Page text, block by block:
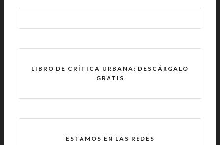
LIBRO DE CRÍTICA URBANA: DESCÁRGALO
GRATIS
ESTAMOS EN LAS REDES